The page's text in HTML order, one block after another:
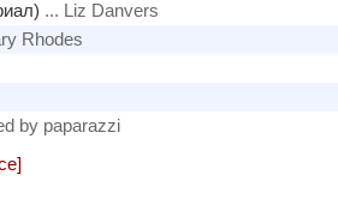
... Liz Danvers
Rhodes
by paparazzi